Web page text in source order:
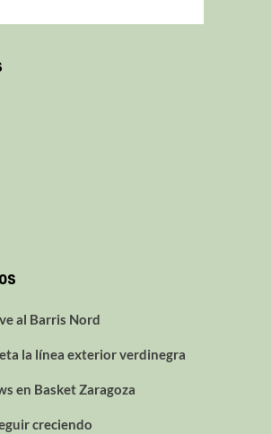
al Barris Nord
la línea exterior verdinegra
en Basket Zaragoza
creciendo